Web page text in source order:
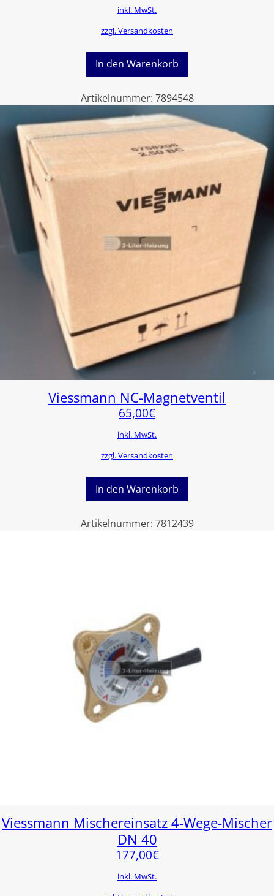
inkl. MwSt.
zzgl. Versandkosten
In den Warenkorb
Artikelnummer: 7894548
Viessmann NC-Magnetventil
65,00€
inkl. MwSt.
zzgl. Versandkosten
In den Warenkorb
Artikelnummer: 7812439
Viessmann Mischereinsatz 4-Wege-Mischer
DN 40
177,00€
inkl. MwSt.